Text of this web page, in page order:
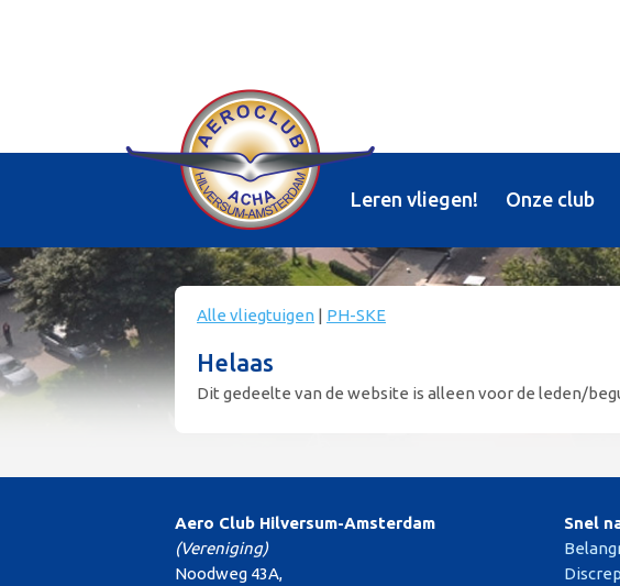
Leren vliegen! Onze club
Alle vliegtuigen | PH-SKE
Helaas
Dit gedeelte van de website is alleen voor de leden/
Aero Club Hilversum-Amsterdam
(Vereniging)
Noodweg 43A,
Snel